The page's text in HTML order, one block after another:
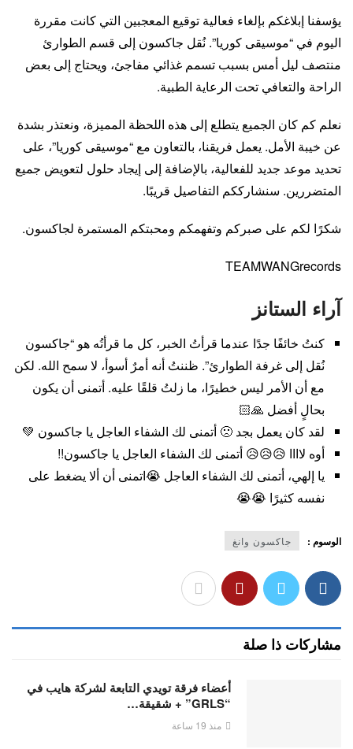
يؤسفنا إبلاغكم بإلغاء فعالية توقيع المعجبين التي كانت مقررة
اليوم في “موسيقى كوريا”. نُقل جاكسون إلى قسم الطوارئ
منتصف ليل أمس بسبب تسمم غذائي مفاجئ، ويحتاج إلى بعض
الراحة والتعافي تحت الرعاية الطبية.
نعلم كم كان الجميع يتطلع إلى هذه اللحظة المميزة، ونعتذر بشدة
عن خيبة الأمل. يعمل فريقنا، بالتعاون مع “موسيقى كوريا”، على
تحديد موعد جديد للفعالية، بالإضافة إلى إيجاد حلول لتعويض جميع
المتضررين. سنشارككم التفاصيل قريبًا.
شكرًا لكم على صبركم وتفهمكم ومحبتكم المستمرة لجاكسون.
TEAMWANGrecords
آراء الستانز
كنتُ خائفًا جدًا عندما قرأتُ الخبر، كل ما قرأتُه هو “جاكسون
نُقل إلى غرفة الطوارئ”. ظننتُ أنه أمرٌ أسوأ، لا سمح الله. لكن
مع أن الأمر ليس خطيرًا، ما زلتُ قلقًا عليه. أتمنى أن يكون
بحالٍ أفضل 🙏🏻
لقد كان يعمل بجد 🙁 أتمنى لك الشفاء العاجل يا جاكسون 💚
أوه لاااا 😥😥😥 أتمنى لك الشفاء العاجل يا جاكسون!!
يا إلهي، أتمنى لك الشفاء العاجل 😭اتمنى أن ألا يضغط على
نفسه كثيرًا 😭😭
الوسوم : جاكسون وانغ
مشاركات ذا صلة
أعضاء فرقة تويدي التابعة لشركة هايب في
“GRLS” + شقيقة…
منذ 19 ساعة